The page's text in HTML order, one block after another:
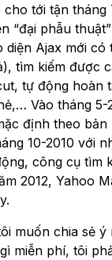
tới tận tháng
“đại phẫu
diện Ajax mới
tìm kiếm được
tự động hoàn
Vào tháng 5-
định theo
10-2010 với
công cụ tìm
2012, Yahoo
muốn chia sẻ ý
miễn phí, tôi